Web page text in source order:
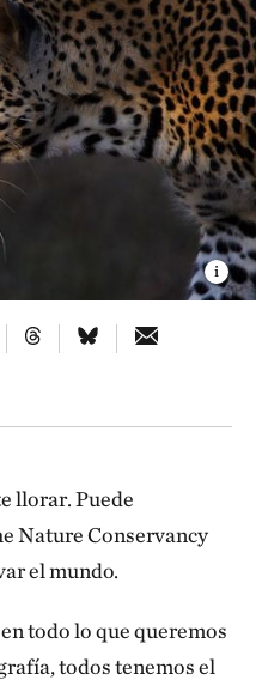
llorar. Puede
Nature Conservancy
el mundo.
todo lo que queremos
todos tenemos el